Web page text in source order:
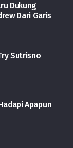
Dukung
Dari Garis
Sutrisno
Apapun